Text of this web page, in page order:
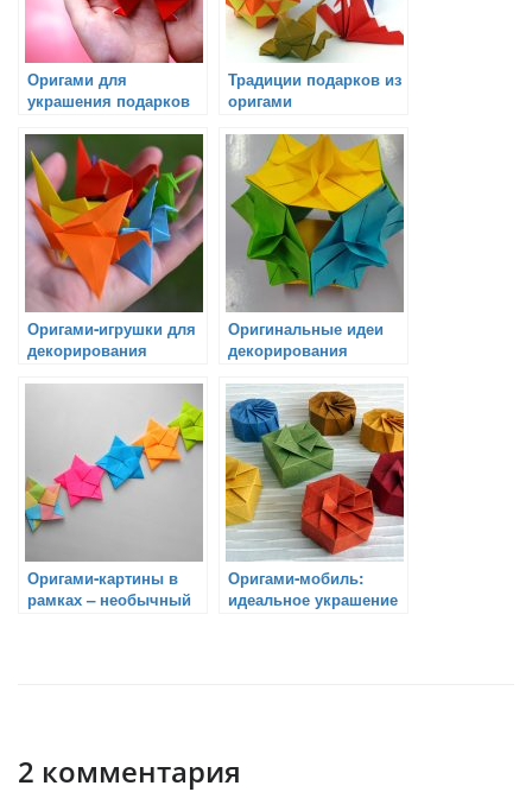
Оригами для
украшения подарков
Традиции подарков из
оригами
Оригами-игрушки для
декорирования
Оригинальные идеи
декорирования
использованием
оригами
Оригами-картины в
рамках – необычный
Оригами-мобиль:
идеальное украшение
2 комментария